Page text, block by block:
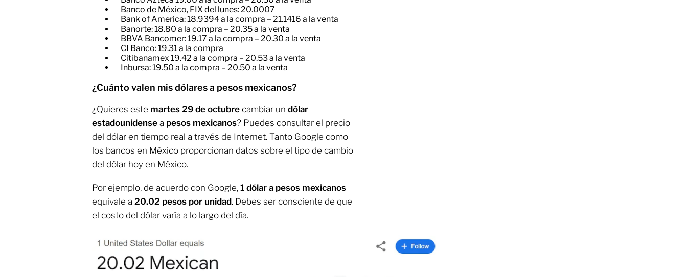
Banco de México, FIX del lunes: 20.0007
Bank of America: 18.9394 a la compra – 21.1416 a la venta
Banorte: 18.80 a la compra – 20.35 a la venta
BBVA Bancomer: 19.17 a la compra – 20.30 a la venta
CI Banco: 19.31 a la compra
Citibanamex 19.42 a la compra – 20.53 a la venta
Inbursa: 19.50 a la compra – 20.50 a la venta
¿Cuánto valen mis dólares a pesos mexicanos?
¿Quieres este martes 29 de octubre cambiar un dólar
estadounidense a pesos mexicanos? Puedes consultar el precio
del dólar en tiempo real a través de Internet. Tanto Google como
los bancos en México proporcionan datos sobre el tipo de cambio
del dólar hoy en México.
Por ejemplo, de acuerdo con Google, 1 dólar a pesos mexicanos
equivale a 20.02 pesos por unidad. Debes ser consciente de que
el costo del dólar varía a lo largo del día.